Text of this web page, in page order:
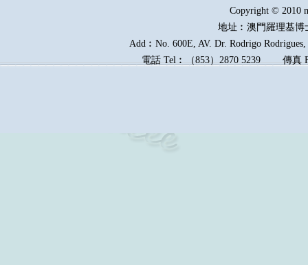
Copyright © 2010
地址︰澳門羅理基博
Add︰No. 600E, AV. Dr. Rodrigo
電話 Tel︰（853）2870 5239傳真